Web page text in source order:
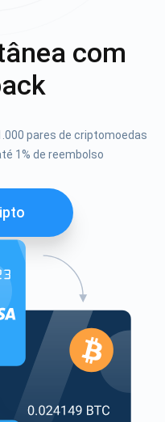
com
pares de criptomoedas
1% de reembolso